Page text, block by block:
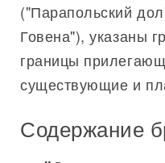
("Парапольский
Говена"), указаны
границы
существующие и
Содержание